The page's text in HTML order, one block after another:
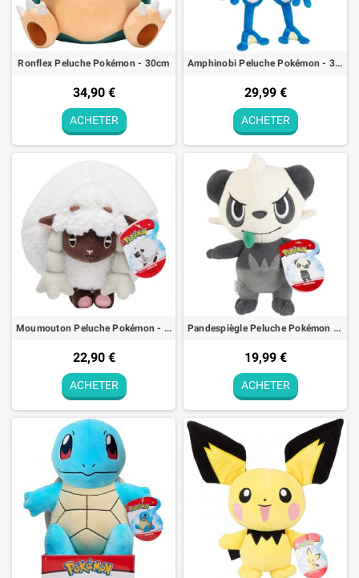
Ronflex Peluche Pokémon - 30cm
34,90 €
ACHETER
Amphinobi Peluche Pokémon - 30cm
29,99 €
ACHETER
Moumouton Peluche Pokémon - 20cm
22,90 €
ACHETER
Pandespiègle Peluche Pokémon - 20cm
19,99 €
ACHETER